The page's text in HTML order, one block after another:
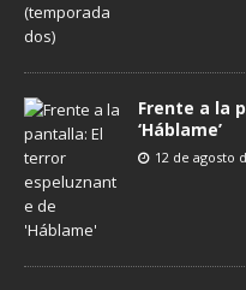
Frente a la
‘Háblame’
12 de agosto